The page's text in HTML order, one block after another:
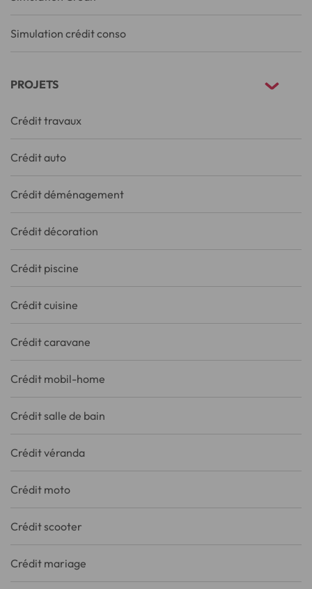
Simulation crédit conso
PROJETS
Crédit travaux
Crédit auto
Crédit déménagement
Crédit décoration
Crédit piscine
Crédit cuisine
Crédit caravane
Crédit mobil-home
Crédit salle de bain
Crédit véranda
Crédit moto
Crédit scooter
Crédit mariage